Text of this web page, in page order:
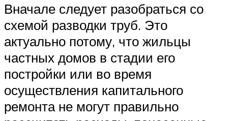
Вначале следует разобраться со
схемой разводки труб. Это
актуально потому, что жильцы
частных домов в стадии его
постройки или во время
осуществления капитального
ремонта не могут правильно